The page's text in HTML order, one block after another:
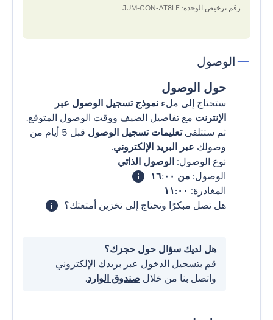
رقم ترخيص الوحدة: JUM-CON-AT8LF
الوصول
حول الوصول
ستحتاج إلى ملء نموذج تسجيل الوصول عبر
الإنترنت مع تفاصيل الضيف ووقت الوصول المتوقع.
ثم ستتلقىتعليمات تسجيل الوصول
قبل 5 أيام من
وصولك عبر البريد الإلكتروني.
نوع الوصول: الوصول الذاتي
الوصول: من ١٦:٠٠
المغادرة: ١١:٠٠
هل تصل مبكرًا وتحتاج إلى تخزين أمتعتك؟
هل لديك سؤال حول حجزك؟
قم بتسجيل الدخول عبر بريدك الإلكتروني
واتصل بنا من خلال صندوق الوارد.